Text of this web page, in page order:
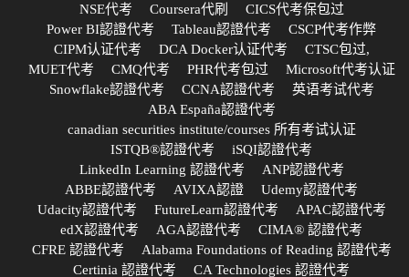
NSE代考
Coursera代刷
CICS代考保包过
Power BI認證代考
Tableau認證代考
CSCP代考作弊
CIPM认证代考
DCA Docker认证代考
CTSC包过,
MUET代考
CMQ代考 PHR代考包过
Microsoft代考认证
Snowflake認證代考
CCNA認證代考
英语考试代考
ABA España認證代考
canadian securities institute/courses 所有考试认证
ISTQB®認證代考
iSQI認證代考
LinkedIn Learning 認證代考
ANP認證代考
ABBE認證代考
AVIXA認證
Udemy認證代考
Udacity認證代考
FutureLearn認證代考
APAC認證代考
edX認證代考
AGA認證代考
CIMA® 認證代考
CFRE 認證代考
Alabama Foundations of Reading 認證代考
Certinia 認證代考
CA Technologies 認證代考